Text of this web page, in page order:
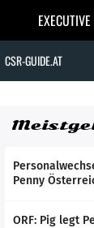
CSR-GUIDE.AT
Penny
ORF: Pig legt